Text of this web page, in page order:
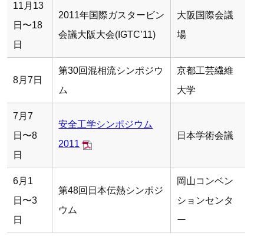
11月13
日〜18
日
2011年国際ガスタービン
会議大阪大会(IGTC’11)
大阪国際会議
場
8月7日
第30回混相流シンポジウ
ム
京都工芸繊維
大学
7月7
日〜8
日
安全工学シンポジウム
2011
日本学術会議
6月1
日〜3
日
第48回日本伝熱シンポジ
ウム
岡山コンベン
ションセンタ
ー